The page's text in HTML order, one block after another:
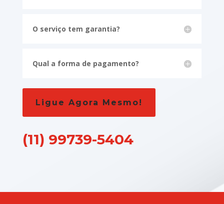
O serviço tem garantia?
Qual a forma de pagamento?
Ligue Agora Mesmo!
(11) 99739-5404